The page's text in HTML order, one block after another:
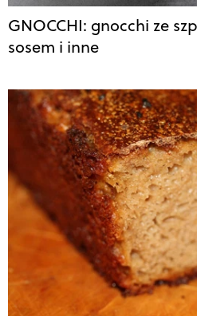
GNOCCHI: gnocchi ze
sosem i inne